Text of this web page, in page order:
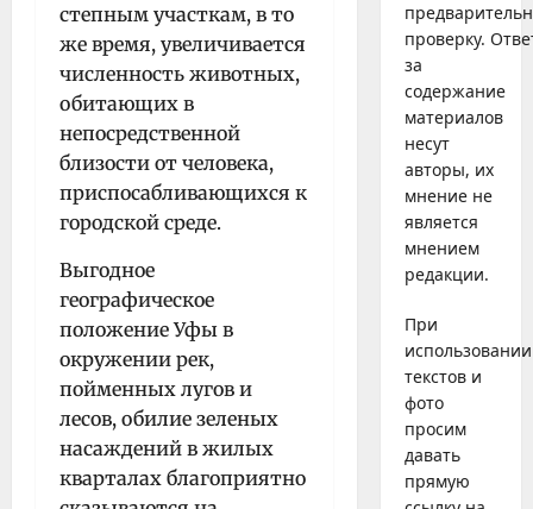
степным участкам, в то
же время, увеличивается
численность животных,
обитающих в
непосредственной
близости от человека,
приспосабливающихся к
городской среде.
Выгодное
географическое
положение Уфы в
окружении рек,
пойменных лугов и
лесов, обилие зеленых
насаждений в жилых
кварталах благоприятно
проверку.
за
содержание
материалов
несут
авторы, их
мнение не
является
мнением
редакции.
При
использовании
текстов и
фото
просим
давать
прямую